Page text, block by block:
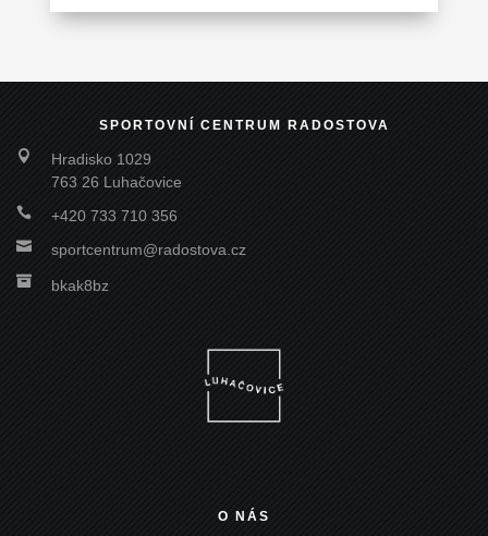
SPORTOVNÍ CENTRUM RADOSTOVA

Hradisko 1029
763 26 Luhačovice
 +420 733 710 356
 sportcentrum@radostova.cz
 bkak8bz
O NÁS